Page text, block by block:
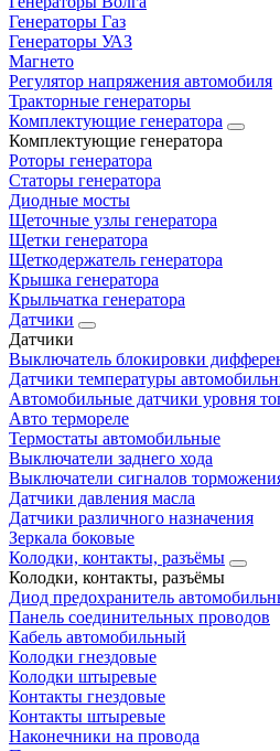
Генераторы Газ
Генераторы УАЗ
Магнето
Регулятор напряжения автомобиля
Тракторные генераторы
Комплектующие генератора
Комплектующие генератора
Роторы генератора
Статоры генератора
Диодные мосты
Щеточные узлы генератора
Щетки генератора
Щеткодержатель генератора
Крышка генератора
Крыльчатка генератора
Датчики
Датчики
Выключатель блокировки
Датчики температуры
Автомобильные датчики уровня
Авто термореле
Термостаты автомобильные
Выключатели заднего хода
Выключатели сигналов
Датчики давления масла
Датчики различного назначения
Зеркала боковые
Колодки, контакты, разъёмы
Колодки, контакты, разъёмы
Диод предохранитель
Панель соединительных проводов
Кабель автомобильный
Колодки гнездовые
Колодки штыревые
Контакты гнездовые
Контакты штыревые
Наконечники на провода